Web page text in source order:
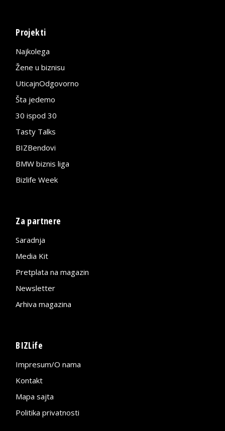
Projekti
Najkolega
Žene u biznisu
UticajnOdgovorno
Šta jedemo
30 ispod 30
Tasty Talks
BIZBendovi
BMW biznis liga
Bizlife Week
Za partnere
Saradnja
Media Kit
Pretplata na magazin
Newsletter
Arhiva magazina
BIZLife
Impresum/O nama
Kontakt
Mapa sajta
Politika privatnosti